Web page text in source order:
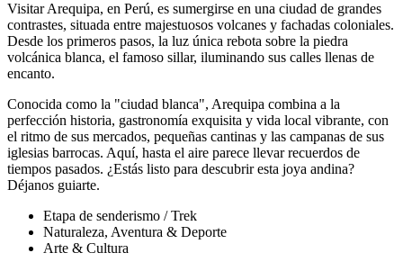
Visitar Arequipa, en Perú, es sumergirse en una ciudad de grandes
contrastes, situada entre majestuosos volcanes y fachadas coloniales.
Desde los primeros pasos, la luz única rebota sobre la piedra
volcánica blanca, el famoso sillar, iluminando sus calles llenas de
encanto.
Conocida como la "ciudad blanca", Arequipa combina a la
perfección historia, gastronomía exquisita y vida local vibrante, con
el ritmo de sus mercados, pequeñas cantinas y las campanas de sus
iglesias barrocas. Aquí, hasta el aire parece llevar recuerdos de
tiempos pasados. ¿Estás listo para descubrir esta joya andina?
Déjanos guiarte.
Etapa de senderismo / Trek
Naturaleza, Aventura & Deporte
Arte & Cultura